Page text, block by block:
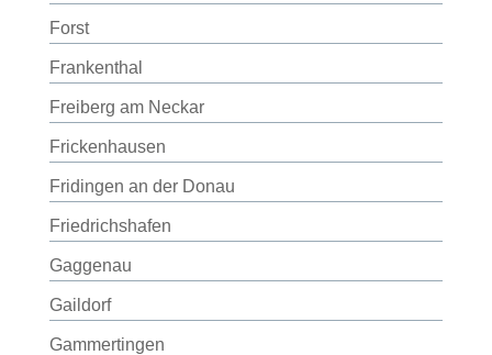
Forst
Frankenthal
Freiberg am Neckar
Frickenhausen
Fridingen an der Donau
Friedrichshafen
Gaggenau
Gaildorf
Gammertingen